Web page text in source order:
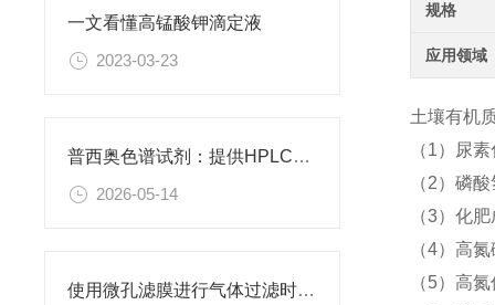
一文看懂高锰酸钾滴定液
2023-03-23
普西奥色谱试剂：提供HPLC级、LC-MS级等多种规格色谱试剂
2026-05-14
使用微孔滤膜进行气体过滤时，有哪些注意事项和常见问题需要关注？
规格
应用领域
土壤有机
（1）
（2）磷
（3）
（4）高
（5）高